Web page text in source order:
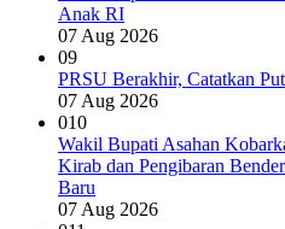
Anak RI
07 Aug 2026
09
PRSU Berakhir, Catatkan
07 Aug 2026
010
Wakil Bupati Asahan
Kirab dan Pengibaran
Baru
07 Aug 2026